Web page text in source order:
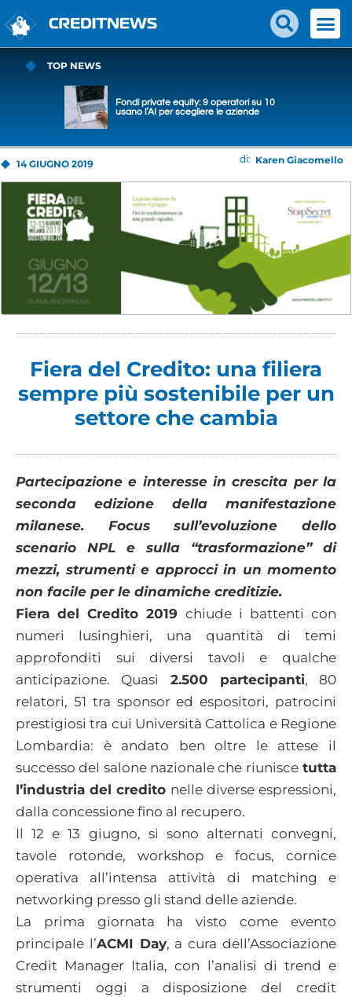
TOP NEWS
Fondi private equity: 9 operatori su 10
usano l’AI per scegliere le aziende
14 GIUGNO 2019 di: Karen Giacomello
Fiera del Credito: una filiera
sempre più sostenibile per un
settore che cambia
Partecipazione e interesse in crescita per la
seconda edizione della manifestazione
milanese. Focus sull’evoluzione dello
scenario NPL e sulla “trasformazione” di
mezzi, strumenti e approcci in un momento
non facile per le dinamiche creditizie.
Fiera del Credito 2019 chiude i battenti con
numeri lusinghieri, una quantità di temi
approfonditi sui diversi tavoli e qualche
anticipazione. Quasi 2.500 partecipanti, 80
relatori, 51 tra sponsor ed espositori, patrocini
prestigiosi tra cui Università Cattolica e Regione
Lombardia: è andato ben oltre le attese il
successo del salone nazionale che riuniscetutta
l’industria del credito nelle diverse espressioni,
dalla concessione fino al recupero.
Il 12 e 13 giugno, si sono alternati convegni,
tavole rotonde, workshop e focus, cornice
operativa all’intensa attività di matching e
networking presso gli stand delle aziende.
La prima giornata ha visto come evento
principale l’ACMI Day, a cura dell’Associazione
Credit Manager Italia, con l’analisi di trend e
strumenti oggi a disposizione del credit